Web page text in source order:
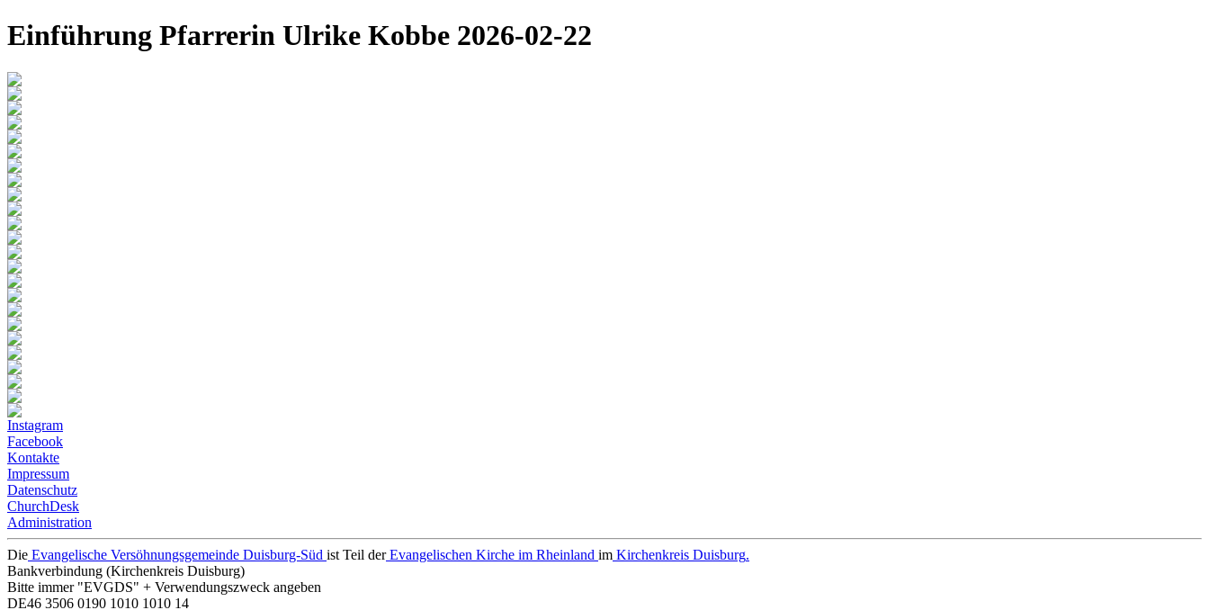
Einführung Pfarrerin Ulrike Kobbe 2026-02-22
Instagram
Facebook
Kontakte
Impressum
Datenschutz
ChurchDesk
Administration
Die Evangelische Versöhnungsgemeinde Duisburg-Süd ist Teil der Evangelischen Kirche im Rheinland im Kirchenkreis Duisburg.
Bankverbindung (Kirchenkreis Duisburg)
Bitte immer "EVGDS" + Verwendungszweck angeben
DE46 3506 0190 1010 1010 14